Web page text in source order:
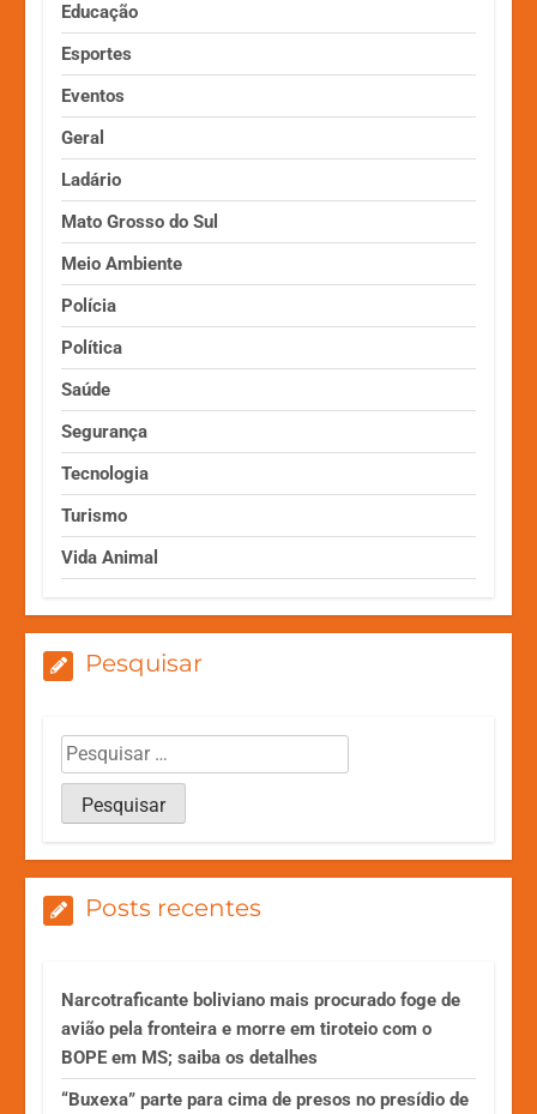
Educação
Esportes
Eventos
Geral
Ladário
Mato Grosso do Sul
Meio Ambiente
Polícia
Política
Saúde
Segurança
Tecnologia
Turismo
Vida Animal
Pesquisar
Posts recentes
Narcotraficante boliviano mais procurado foge de
avião pela fronteira e morre em tiroteio com o
BOPE em MS; saiba os detalhes
“Buxexa” parte para cima de presos no presídio de